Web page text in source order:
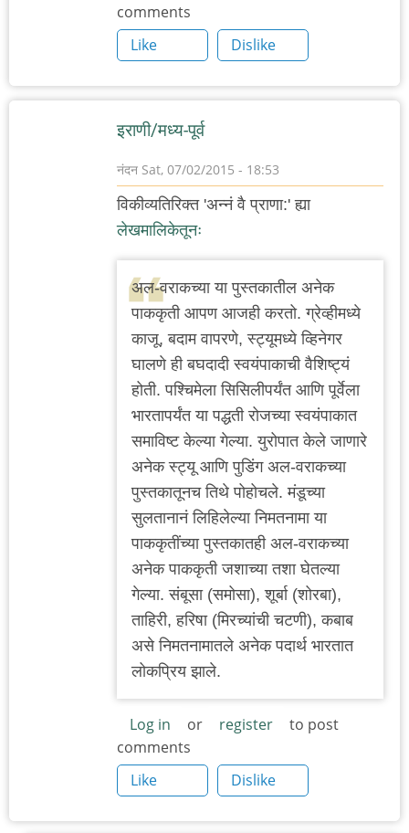
comments
Like
Dislike
इराणी/मध्य-पूर्व
नंदन Sat, 07/02/2015 - 18:53
विकीव्यतिरिक्त 'अन्नं वै प्राणा:' ह्या
लेखमालिकेतूनः
अल-वराकच्या या पुस्तकातील अनेक
पाककृती आपण आजही करतो. ग्रेव्हीमध्ये
काजू, बदाम वापरणे, स्ट्यूमध्ये व्हिनेगर
घालणे ही बघदादी स्वयंपाकाची वैशिष्ट्यं
होती. पश्चिमेला सिसिलीपर्यंत आणि पूर्वेला
भारतापर्यंत या पद्धती रोजच्या स्वयंपाकात
समाविष्ट केल्या गेल्या. युरोपात केले जाणारे
अनेक स्ट्यू आणि पुडिंग अल-वराकच्या
पुस्तकातूनच तिथे पोहोचले. मंडूच्या
सुलतानानं लिहिलेल्या निमतनामा या
पाककृतींच्या पुस्तकातही अल-वराकच्या
अनेक पाककृती जशाच्या तशा घेतल्या
गेल्या. संबूसा (समोसा), शूर्बा (शोरबा),
ताहिरी, हरिषा (मिरच्यांची चटणी), कबाब
असे निमतनामातले अनेक पदार्थ भारतात
लोकप्रिय झाले.
Log in or register
to post
comments
Like
Dislike